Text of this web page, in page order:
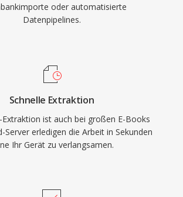
oder automatisierte
Datenpipelines.
Schnelle Extraktion
Extraktion ist auch bei großen E-Books
Server erledigen die Arbeit in Sekunden
Ihr Gerät zu verlangsamen.